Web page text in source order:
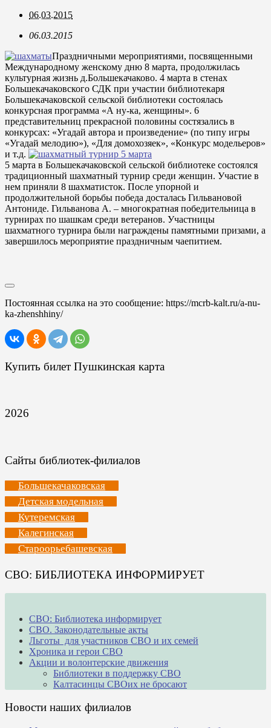
06.03.2015
06.03.2015
Праздничными мероприятиями, посвященными
Международному женскому дню 8 марта, продолжилась
культурная жизнь д.Большекачаково. 4 марта в стенах
Большекачаковского СДК при участии библиотекаря
Большекачаковской сельской библиотеки состоялась
конкурсная программа «А ну-ка, женщины». 6
представительниц прекрасной половины состязались в
конкурсах: «Угадай автора и произведение» (по типу игры
«Угадай мелодию»), «Для домохозяек», «Конкурс модельеров»
и т.д.
5 марта в Большекачаковской сельской библиотеке состоялся
традиционный шахматный турнир среди женщин. Участие в
нем приняли 8 шахматисток. После упорной и
продолжительной борьбы победа досталась Гильвановой
Антониде. Гильванова А. – многократная победительница в
турнирах по шашкам среди ветеранов. Участницы
шахматного турнира были награждены памятными призами, а
завершилось мероприятие праздничным чаепитием.
Постоянная ссылка на это сообщение: https://mcrb-kalt.ru/a-nu-
ka-zhenshhiny/
Купить билет Пушкинская карта
2026
Сайты библиотек-филиалов
Большекачаковская
Детская модельная
Кутеремская
Калегинская
Староорьебашевская
СВО: БИБЛИОТЕКА ИНФОРМИРУЕТ
СВО: Библиотека информирует
СВО. Законодательные акты
Льготы для участников СВО и их семей
Хроника и герои СВО
Акции и волонтерские движения
Библиотеки в поддержку СВО
Калтасинцы СВОих не бросают
Новости наших филиалов